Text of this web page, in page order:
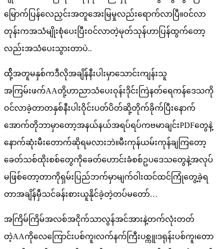
မြောက်ပြန်လေညှင်းအတူအေးမြမှုလည်းရောက်လာပြီ။ဝင်လာ
တုန်းကအသံမျိုးစုံပေးပြီးဝင်လာတဲ့မုတ်သုန်ဟာပြန်ထွက်တော့
လည်းအသံပေးသွားတာပဲ..
ထို့်အတူမနှစ်ကဒီလိုအချိန်နီးပါးမှာသောင်းကျန်းသူ
အကြမ်းဖက်AAတို့ဟာညာသံပေးဝုန်းဒိုင်းကြဲနတ်ရေကန်ဒေသကို
ဝင်လာခဲ့တာတနှစ်နီးပါးဝိုင်းပတ်ပိတ်ဆို့တိုက်ခိုက်ပြီးနောက်
အောက်တိုဘာမှာတော့အနယ်နယ်အရပ်ရပ်ကဗမာချင်းPDFတွေနဲ့
နောက်ဆုံးမီးတောက်ဆိုရမလားဘဲ။မီးကုန်ယမ်းကုန်ချကြတော့
ခေတ်သစ်ထိုးစစ်တွေကိုခေတ်ဟောင်းခံစစ်ဥပဒေသတွေနဲ့အလုပ်
မဖြစ်တော့တာကိုရှမ်းပြည်ဘက်မှာမျက်ဝါးထင်ထင်ကြုံတွေ့ခဲ့ရ
တာအချိန်မှီသင်ခန်းစားယူနိုင်ခဲ့တဲ့တပ်မတော်…
အကြိမ်ကြိမ်အလစ်အငိုက်သာလွန်အင်အားနဲ့တက်လုံးတတ်
တဲ့AAကိုလေကြောင်းပစ်ကူ၊လက်နက်ကြီးပစ္ကူ၊ဒရုန်းပစ်ကူ၊တော